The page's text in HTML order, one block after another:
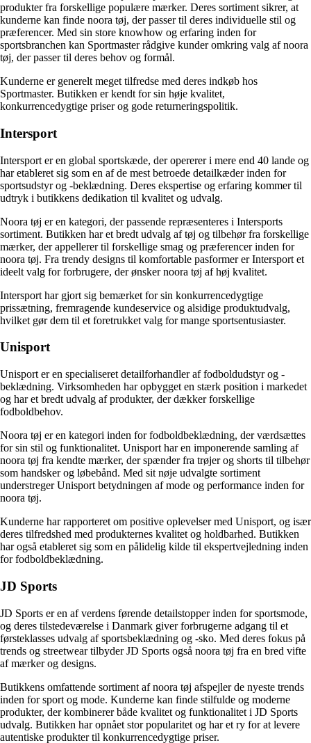
produkter fra forskellige populære mærker. Deres sortiment sikrer, at
kunderne kan finde noora tøj, der passer til deres individuelle stil og
præferencer. Med sin store knowhow og erfaring inden for
sportsbranchen kan Sportmaster rådgive kunder omkring valg af noora
tøj, der passer til deres behov og formål.
Kunderne er generelt meget tilfredse med deres indkøb hos
Sportmaster. Butikken er kendt for sin høje kvalitet,
konkurrencedygtige priser og gode returneringspolitik.
Intersport
Intersport er en global sportskæde, der opererer i mere end 40 lande og
har etableret sig som en af de mest betroede detailkæder inden for
sportsudstyr og -beklædning. Deres ekspertise og erfaring kommer til
udtryk i butikkens dedikation til kvalitet og udvalg.
Noora tøj er en kategori, der passende repræsenteres i Intersports
sortiment. Butikken har et bredt udvalg af tøj og tilbehør fra forskellige
mærker, der appellerer til forskellige smag og præferencer inden for
noora tøj. Fra trendy designs til komfortable pasformer er Intersport et
ideelt valg for forbrugere, der ønsker noora tøj af høj kvalitet.
Intersport har gjort sig bemærket for sin konkurrencedygtige
prissætning, fremragende kundeservice og alsidige produktudvalg,
hvilket gør dem til et foretrukket valg for mange sportsentusiaster.
Unisport
Unisport er en specialiseret detailforhandler af fodboldudstyr og -
beklædning. Virksomheden har opbygget en stærk position i markedet
og har et bredt udvalg af produkter, der dækker forskellige
fodboldbehov.
Noora tøj er en kategori inden for fodboldbeklædning, der værdsættes
for sin stil og funktionalitet. Unisport har en imponerende samling af
noora tøj fra kendte mærker, der spænder fra trøjer og shorts til tilbehør
som handsker og løbebånd. Med sit nøje udvalgte sortiment
understreger Unisport betydningen af mode og performance inden for
noora tøj.
Kunderne har rapporteret om positive oplevelser med Unisport, og især
deres tilfredshed med produkternes kvalitet og holdbarhed. Butikken
har også etableret sig som en pålidelig kilde til ekspertvejledning inden
for fodboldbeklædning.
JD Sports
JD Sports er en af verdens førende detailstopper inden for sportsmode,
og deres tilstedeværelse i Danmark giver forbrugerne adgang til et
førsteklasses udvalg af sportsbeklædning og -sko. Med deres fokus på
trends og streetwear tilbyder JD Sports også noora tøj fra en bred vifte
af mærker og designs.
Butikkens omfattende sortiment af noora tøj afspejler de nyeste trends
inden for sport og mode. Kunderne kan finde stilfulde og moderne
produkter, der kombinerer både kvalitet og funktionalitet i JD Sports
udvalg. Butikken har opnået stor popularitet og har et ry for at levere
autentiske produkter til konkurrencedygtige priser.